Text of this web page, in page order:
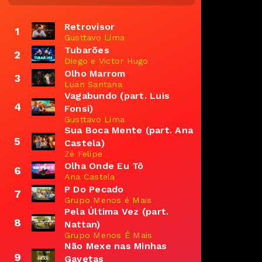
1 Retrovisor
Gusttavo Lima
2 Tubarões
Diego e Victor Hugo
3 Olho Marrom
Luan Santana
4
Vagabundo (part. Luis
Fonsi)
Gusttavo Lima
5
Sua Boca Mente (part. Ana
Castela)
Zé Felipe
6 Olha Onde Eu Tô
Ana Castela
7 P Do Pecado
Grupo Menos é Mais
8
Pela Última Vez (part.
Nattan)
Grupo Menos É Mais
9
Não Mexe nas Minhas
Gavetas